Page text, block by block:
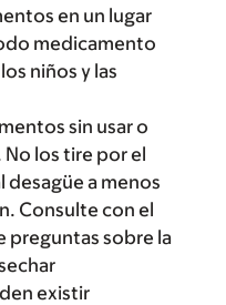
en un lugar
medicamento
niños y las
sin usar o
los tire por el
desagüe a menos
Consulte con el
preguntas sobre la
existir